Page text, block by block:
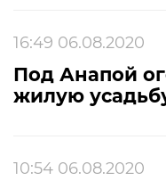
16:49 06.08.2020
Под Анапой
жилую
10:54 06.08.2020